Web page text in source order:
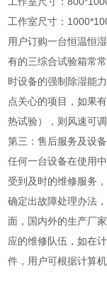
工作室尺寸：
用户订购一台恒温恒
有的三综合试验箱常
时设备的强制除湿能
点关心的项目，如果
热试验），则风速可
第三：售后服务及设
任何一台设备在使用
受到及时的维修服务
确定出故障处理办法
面，国内外的生产厂
应的维修队伍，如在
件，用户可根据计算